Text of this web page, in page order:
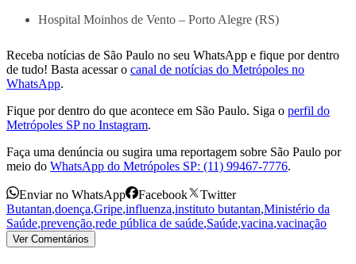
Hospital Moinhos de Vento – Porto Alegre (RS)
Receba notícias de São Paulo no seu WhatsApp e fique por dentro
de tudo! Basta acessar o canal de notícias do Metrópoles no
WhatsApp.
Fique por dentro do que acontece em São Paulo. Siga o perfil do
Metrópoles SP no Instagram.
Faça uma denúncia ou sugira uma reportagem sobre São Paulo por
meio do WhatsApp do Metrópoles SP: (11) 99467-7776.
Enviar no WhatsApp Facebook
Twitter
Butantan,doença,Gripe,influenza,instituto butantan,Ministério da
Saúde,prevenção,rede pública de saúde,Saúde,vacina,vacinação
Ver Comentários